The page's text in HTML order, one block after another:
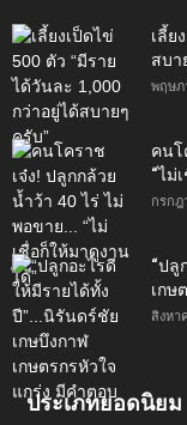
เลี้ย
สบา
พฤษภ
คนโ
“ไม่
กรกฎ
“ปลู
เกษ
สิงหา
ประเภทยอดนิยม